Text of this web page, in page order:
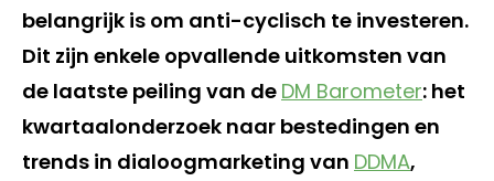
belangrijk is om anti-cyclisch te investeren.
Dit zijn enkele opvallende uitkomsten van
de laatste peiling van de DM Barometer: het
kwartaalonderzoek naar bestedingen en
trends in dialoogmarketing van DDMA,